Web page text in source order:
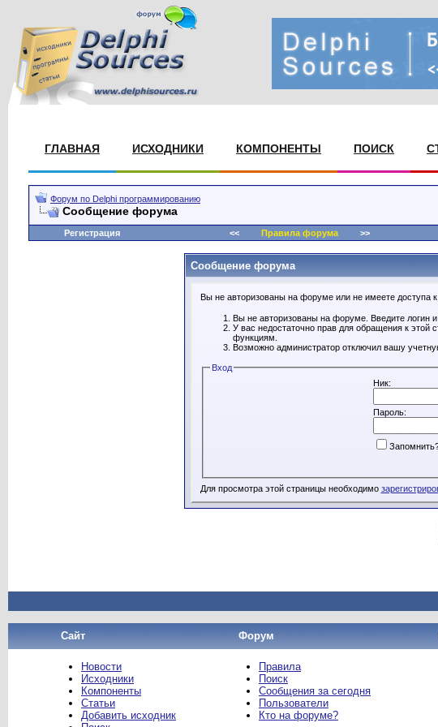
ГЛАВНАЯ ИСХОДНИКИ КОМПОНЕНТЫ ПОИСК
Форум по Delphi программированию
Сообщение форума
Регистрация
<< Правила форума>>
Сообщение форума
Вы не авторизованы на форуме или не имеете доступа
Вы не авторизованы на форуме. Введите логин
У вас недостаточно прав для обращения к этой
функциям.
Возможно администратор отключил вашу
Вход
Ник:
Пароль:
Для просмотра этой страницы необходимо
Сайт Форум
Новости
Исходники
Компоненты
Статьи
Добавить исходник
Правила
Поиск
Сообщения за сегодня
Пользователи
Кто на форуме?